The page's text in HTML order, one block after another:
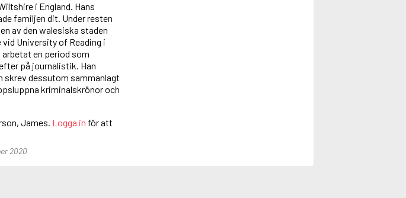
i England. Hans
familjen dit. Under resten
av den walesiska staden
vid University of Reading i
en period som
på journalistik. Han
skrev dessutom sammanlagt
kriminalskrönor och
James. Logga in för att
2020